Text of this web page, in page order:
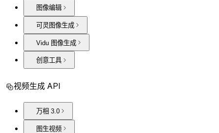
图像编辑
可灵图像生成
Vidu 图像生成
创意工具
视频生成 API
万相 3.0
图生视频